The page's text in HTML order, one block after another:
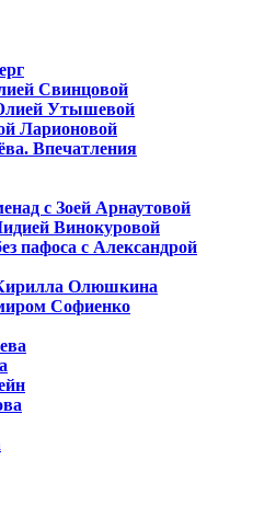
Свинцовой
Утышевой
Ларионовой
Впечатления
с Зоей Арнаутовой
Винокуровой
пафоса с Александрой
Олюшкина
Софиенко